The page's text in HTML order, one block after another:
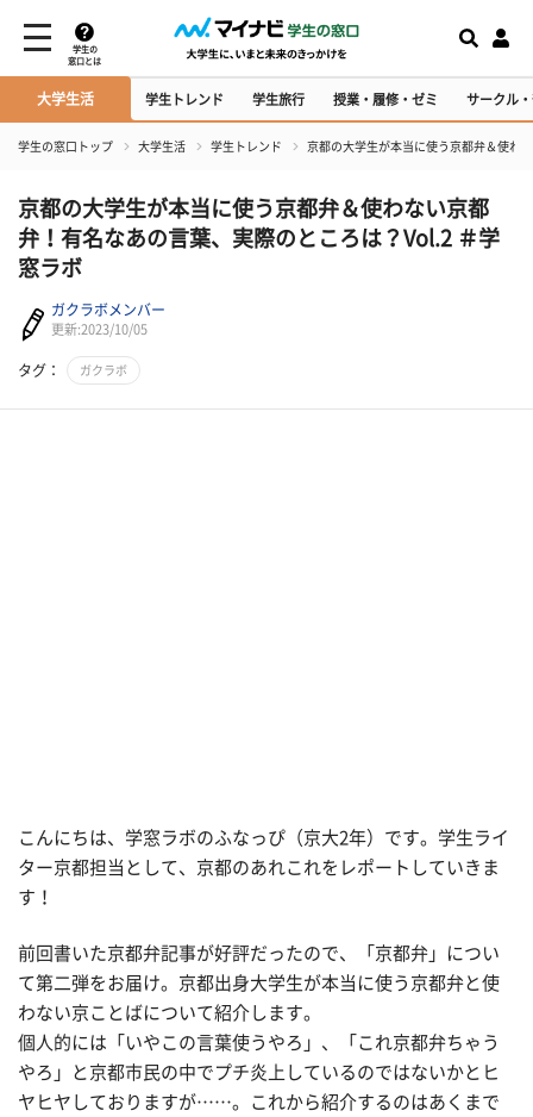
学生の
窓口とは
大学生活 学生トレンド 学生旅行 授業・履修・ゼミ サークル
学生の窓口トップ 大学生活 学生トレンド 京都の大学生が本当に使う京都弁＆使わ
京都の大学生が本当に使う京都弁＆使わない京都
弁！有名なあの言葉、実際のところは？Vol.2 ＃学
窓ラボ
ガクラボメンバー
更新:2023/10/05
タグ： ガクラボ
こんにちは、学窓ラボのふなっぴ（京大2年）です。学生ライ
ター京都担当として、京都のあれこれをレポートしていきま
す！
前回書いた京都弁記事が好評だったので、「京都弁」につい
て第二弾をお届け。京都出身大学生が本当に使う京都弁と使
わない京ことばについて紹介します。
個人的には「いやこの言葉使うやろ」、「これ京都弁ちゃう
やろ」と京都市民の中でプチ炎上しているのではないかとヒ
ヤヒヤしておりますが……。これから紹介するのはあくまで